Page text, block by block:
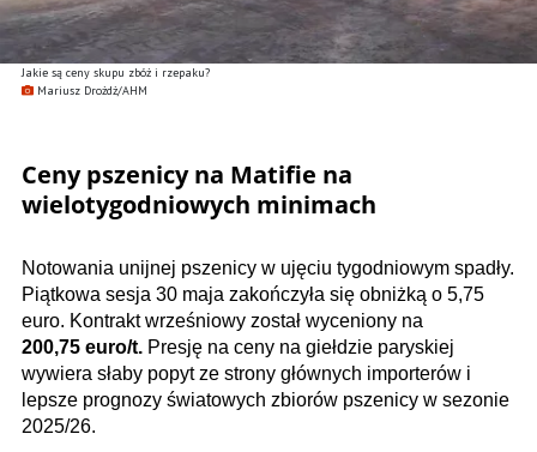
Jakie są ceny skupu zbóż i rzepaku?
Mariusz Drożdż/AHM
Ceny pszenicy na Matifie na
wielotygodniowych minimach
Notowania unijnej pszenicy w ujęciu tygodniowym spadły.
Piątkowa sesja 30 maja zakończyła się obniżką o 5,75
euro. Kontrakt wrześniowy został wyceniony na
200,75​ euro/t. Presję na ceny na giełdzie paryskiej
wywiera słaby popyt ze strony głównych importerów i
lepsze prognozy światowych zbiorów pszenicy w sezonie
2025/26.